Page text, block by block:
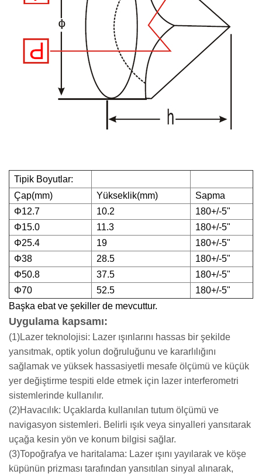
Tipik Boyutlar:
Çap(mm)
Yükseklik(mm)
Sapma
Φ12.7
10.2 180+/-5"
Φ15.0 11.3 180+/-5"
Φ25.4 19 180+/-5"
Φ38 28.5 180+/-5"
Φ50.8 37.5 180+/-5"
Φ70 52.5 180+/-5"
Başka ebat ve şekiller de mevcuttur.
Uygulama kapsamı:
(1)Lazer teknolojisi: Lazer ışınlarını hassas bir şekilde
yansıtmak, optik yolun doğruluğunu ve kararlılığını
sağlamak ve yüksek hassasiyetli mesafe ölçümü ve küçük
yer değiştirme tespiti elde etmek için lazer interferometri
sistemlerinde kullanılır.
(2)Havacılık: Uçaklarda kullanılan tutum ölçümü ve
navigasyon sistemleri. Belirli ışık veya sinyalleri yansıtarak
uçağa kesin yön ve konum bilgisi sağlar.
(3)Topoğrafya ve haritalama: Lazer ışını yayılarak ve köşe
küpünün prizması tarafından yansıtılan sinyal alınarak,